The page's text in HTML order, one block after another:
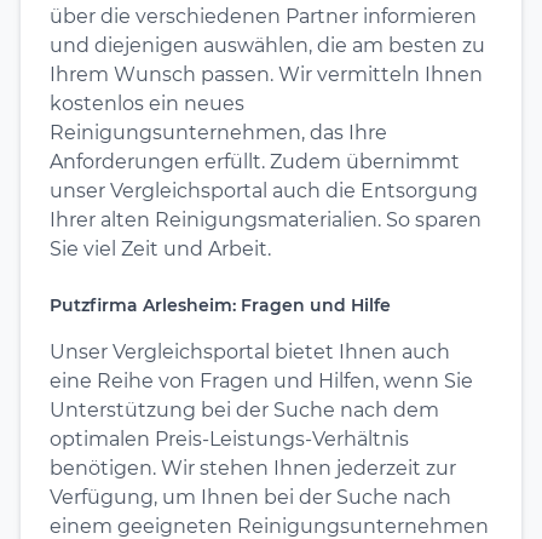
über die verschiedenen Partner informieren
und diejenigen auswählen, die am besten zu
Ihrem Wunsch passen. Wir vermitteln Ihnen
kostenlos ein neues
Reinigungsunternehmen, das Ihre
Anforderungen erfüllt. Zudem übernimmt
unser Vergleichsportal auch die Entsorgung
Ihrer alten Reinigungsmaterialien. So sparen
Sie viel Zeit und Arbeit.
Putzfirma Arlesheim: Fragen und Hilfe
Unser Vergleichsportal bietet Ihnen auch
eine Reihe von Fragen und Hilfen, wenn Sie
Unterstützung bei der Suche nach dem
optimalen Preis-Leistungs-Verhältnis
benötigen. Wir stehen Ihnen jederzeit zur
Verfügung, um Ihnen bei der Suche nach
einem geeigneten Reinigungsunternehmen